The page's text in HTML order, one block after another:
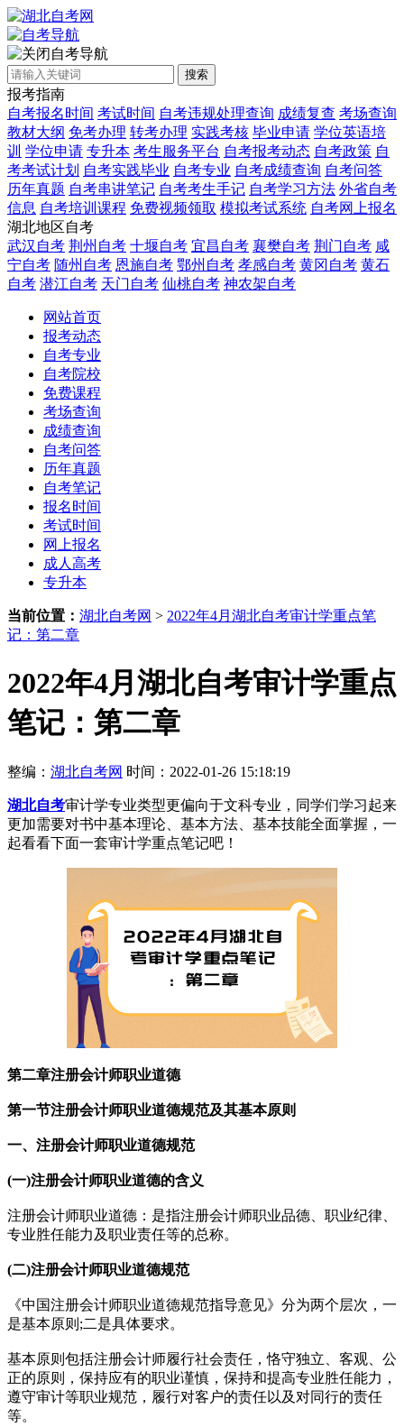
自考导航
搜索
报考指南
自考报名时间 考试时间 自考违规处理查询 成绩复查 考场查询
教材大纲 免考办理 转考办理 实践考核 毕业申请 学位英语培
训 学位申请 专升本 考生服务平台 自考报考动态 自考政策 自
考考试计划 自考实践毕业 自考专业 自考成绩查询 自考问答
历年真题 自考串讲笔记 自考考生手记 自考学习方法 外省自考
信息 自考培训课程 免费视频领取 模拟考试系统 自考网上报名
湖北地区自考
武汉自考 荆州自考 十堰自考 宜昌自考 襄樊自考 荆门自考 咸
宁自考 随州自考 恩施自考 鄂州自考 孝感自考 黄冈自考 黄石
自考 潜江自考 天门自考 仙桃自考 神农架自考
网站首页
报考动态
自考专业
自考院校
免费课程
考场查询
成绩查询
自考问答
历年真题
自考笔记
报名时间
考试时间
网上报名
成人高考
专升本
当前位置： 湖北自考网 > 2022年4月湖北自考审计学重点笔
记：第二章
2022年4月湖北自考审计学重点
笔记：第二章
整编： 湖北自考网 时间：2022-01-26 15:18:19
湖北自考审计学专业类型更偏向于文科专业，同学们学习起来
更加需要对书中基本理论、基本方法、基本技能全面掌握，一
起看看下面一套审计学重点笔记吧！
第二章注册会计师职业道德
第一节注册会计师职业道德规范及其基本原则
一、注册会计师职业道德规范
(一)注册会计师职业道德的含义
注册会计师职业道德：是指注册会计师职业品德、职业纪律、
专业胜任能力及职业责任等的总称。
(二)注册会计师职业道德规范
《中国注册会计师职业道德规范指导意见》分为两个层次，一
是基本原则;二是具体要求。
基本原则包括注册会计师履行社会责任，恪守独立、客观、公
正的原则，保持应有的职业谨慎，保持和提高专业胜任能力，
遵守审计等职业规范，履行对客户的责任以及对同行的责任
等。